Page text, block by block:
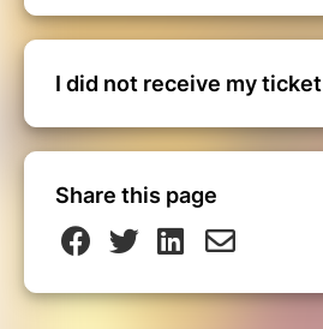
I did not receive my ticket
Share this page